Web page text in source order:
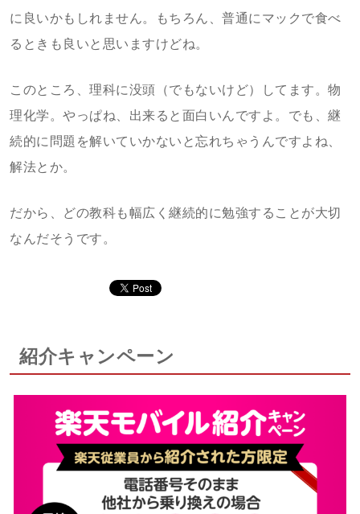
に良いかもしれません。もちろん、普通にマックで食べ
るときも良いと思いますけどね。
このところ、理科に没頭（でもないけど）してます。物
理化学。やっぱね、出来ると面白いんですよ。でも、継
続的に問題を解いていかないと忘れちゃうんですよね、
解法とか。
だから、どの教科も幅広く継続的に勉強することが大切
なんだそうです。
紹介キャンペーン